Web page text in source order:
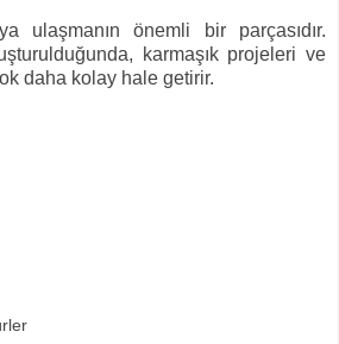
ulaşmanın önemli bir parçasıdır.
karmaşık projeleri ve
daha kolay hale getirir.